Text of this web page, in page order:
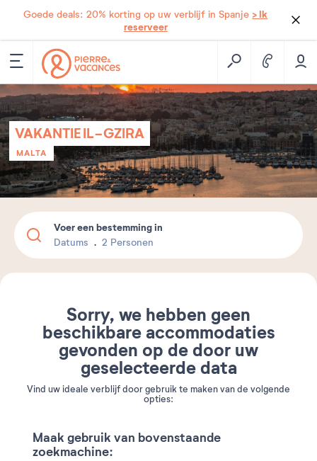
Goede deals: 20% korting op uw verblijf in Spanje > Ik
reserveer
VAKANTIE IL-GZIRA
MALTA
Voer een bestemming in
Datums 2 Personen
Sorry, we hebben geen
beschikbare accommodaties
gevonden op de door uw
geselecteerde data
Vind uw ideale verblijf door gebruik te maken van de volgende
opties:
Maak gebruik van bovenstaande
zoekmachine: